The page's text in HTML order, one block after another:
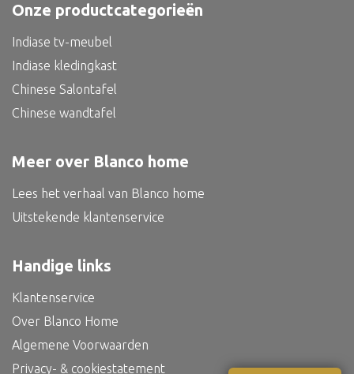
Alle bouwmateriaal
Bed
Oosterse kast
Oosterse tv meubel
Onze productcategorieën
Indiase tv-meubel
Indiase kledingkast
Chinese Salontafel
Chinese wandtafel
Meer over Blanco home
Lees het verhaal van Blanco home
Uitstekende klantenservice
Handige links
Klantenservice
Over Blanco Home
Algemene Voorwaarden
Privacy- & cookiestatement